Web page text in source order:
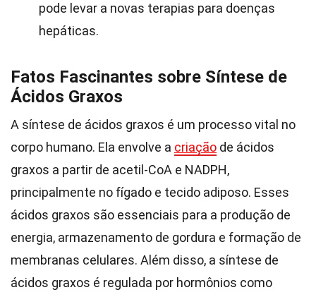
pode levar a novas terapias para doenças
hepáticas.
Fatos Fascinantes sobre Síntese de
Ácidos Graxos
A síntese de ácidos graxos é um processo vital no
corpo humano. Ela envolve a criação de ácidos
graxos a partir de acetil-CoA e NADPH,
principalmente no fígado e tecido adiposo. Esses
ácidos graxos são essenciais para a produção de
energia, armazenamento de gordura e formação de
membranas celulares. Além disso, a síntese de
ácidos graxos é regulada por hormônios como